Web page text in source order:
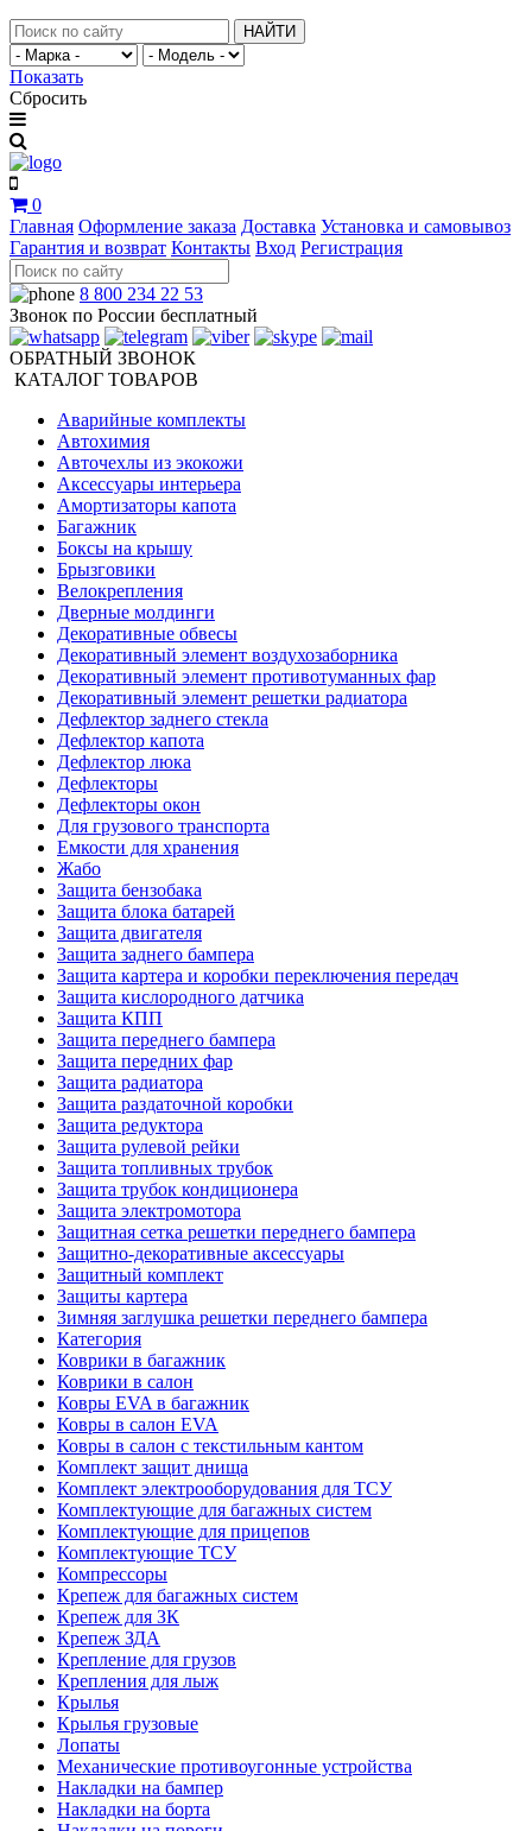
НАЙТИ
Показать
Сбросить
0
Главная Оформление заказа Доставка Установка и самовывоз
Гарантия и возврат Контакты Вход Регистрация
8 800 234 22 53
Звонок по России бесплатный
ОБРАТНЫЙ ЗВОНОК
КАТАЛОГ ТОВАРОВ
Аварийные комплекты
Автохимия
Авточехлы из экокожи
Аксессуары интерьера
Амортизаторы капота
Багажник
Боксы на крышу
Брызговики
Велокрепления
Дверные молдинги
Декоративные обвесы
Декоративный элемент воздухозаборника
Декоративный элемент противотуманных фар
Декоративный элемент решетки радиатора
Дефлектор заднего стекла
Дефлектор капота
Дефлектор люка
Дефлекторы
Дефлекторы окон
Для грузового транспорта
Емкости для хранения
Жабо
Защита бензобака
Защита блока батарей
Защита двигателя
Защита заднего бампера
Защита картера и коробки переключения передач
Защита кислородного датчика
Защита КПП
Защита переднего бампера
Защита передних фар
Защита радиатора
Защита раздаточной коробки
Защита редуктора
Защита рулевой рейки
Защита топливных трубок
Защита трубок кондиционера
Защита электромотора
Защитная сетка решетки переднего бампера
Защитно-декоративные аксессуары
Защитный комплект
Защиты картера
Зимняя заглушка решетки переднего бампера
Категория
Коврики в багажник
Коврики в салон
Ковры EVA в багажник
Ковры в салон EVA
Ковры в салон с текстильным кантом
Комплект защит днища
Комплект электрооборудования для ТСУ
Комплектующие для багажных систем
Комплектующие для прицепов
Комплектующие ТСУ
Компрессоры
Крепеж для багажных систем
Крепеж для ЗК
Крепеж ЗДА
Крепление для грузов
Крепления для лыж
Крылья
Крылья грузовые
Лопаты
Механические противоугонные устройства
Накладки на бампер
Накладки на борта